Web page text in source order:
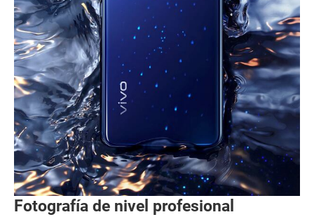
Fotografía de nivel profesional